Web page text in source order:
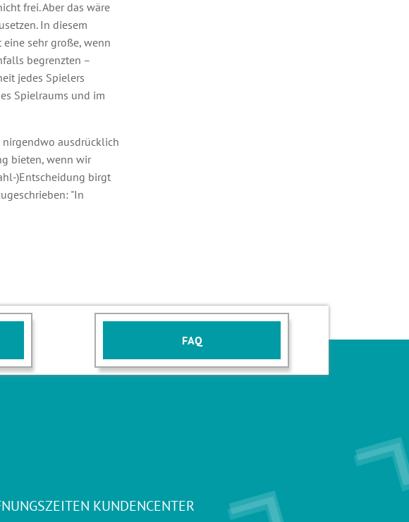
frei. Aber das wäre
In diesem
sehr große, wenn
begrenzten –
jedes Spielers
Spielraums und im
nirgendwo ausdrücklich
bieten, wenn wir
)Entscheidung birgt
"In
FAQ
KUNDENCENTER